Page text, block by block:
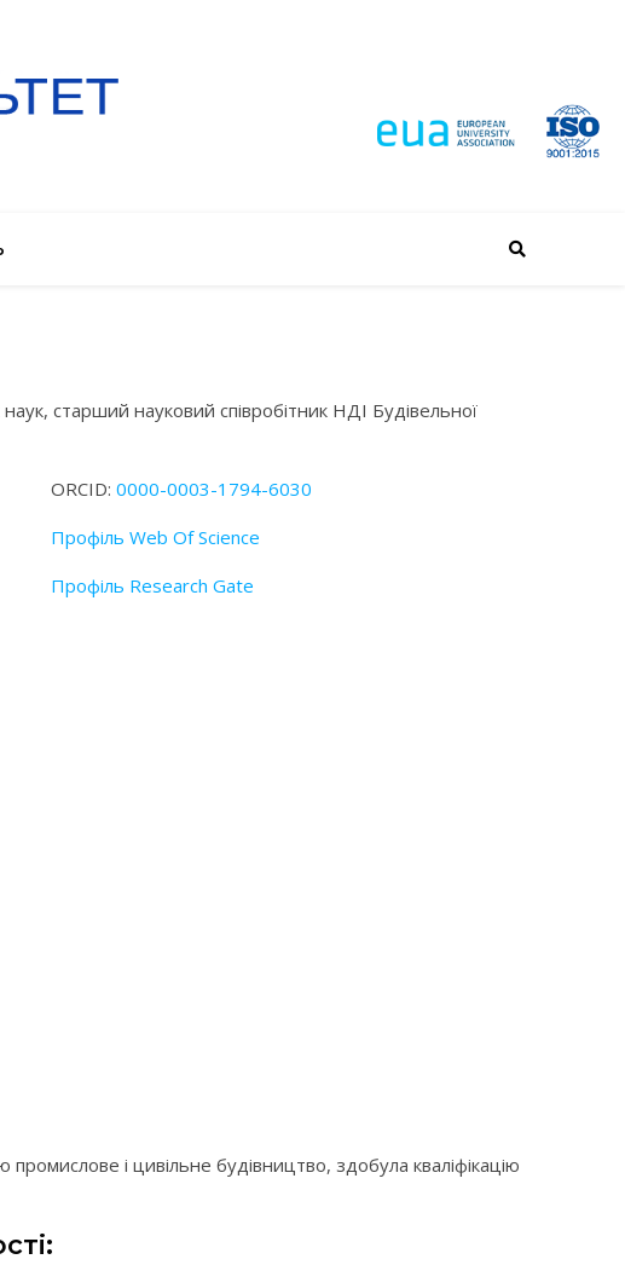
старший науковий співробітник НДІ Будівельної
ORCID: 0000-0003-1794-6030
Профіль Web Of Science
Профіль Research Gate
промислове і цивільне будівництво, здобула кваліфікацію